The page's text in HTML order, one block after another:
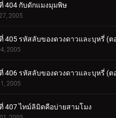
404 กับดักแมงมุมพิษ
2005
405 รหัสลับของดวงดาวและบุหรี่ (ต
2005
406 รหัสลับของดวงดาวและบุหรี่ (ต
2005
407 ไทม์ลิมิตคือบ่ายสามโมง